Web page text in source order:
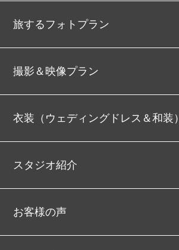
旅するフォトプラン
撮影＆映像プラン
衣装（ウェディングドレス＆和装）
スタジオ紹介
お客様の声